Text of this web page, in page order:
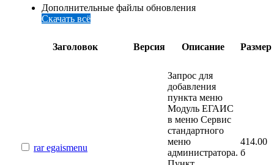
Дополнительные файлы обновления
Скачать всё
Заголовок Версия Описание Размер
rar egaismenu
Запрос для
добавления
пункта меню
Модуль ЕГАИС
в меню Сервис
стандартного
меню
администратора.
414.00
б